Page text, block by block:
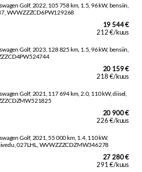
19 544 €
212 €/kuus
20 159 €
218 €/kuus
20 900 €
226 €/kuus
27 280 €
291 €/kuus